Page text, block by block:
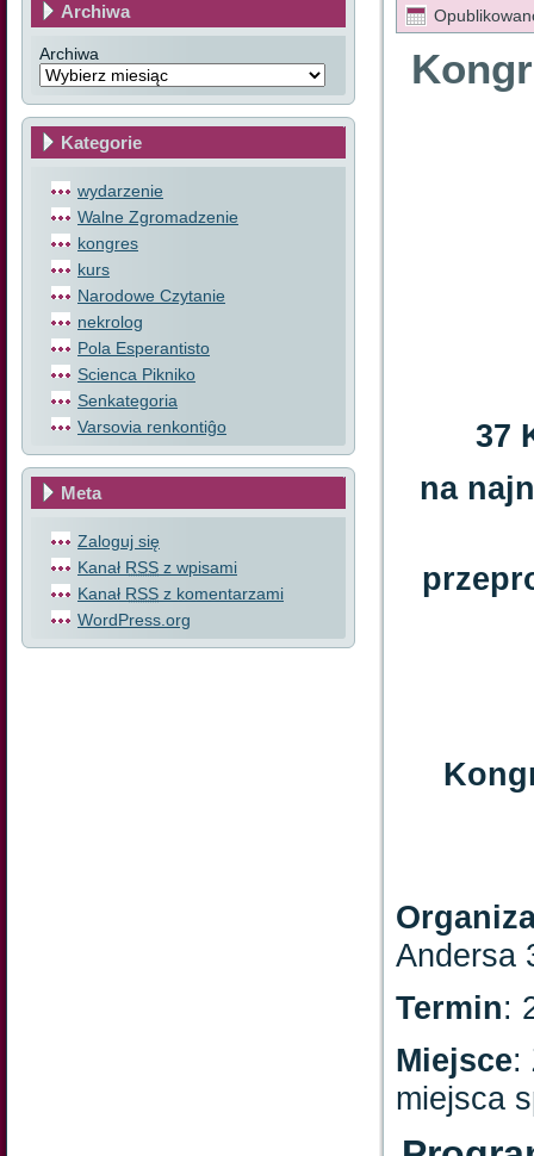
Archiwa
Archiwa
Kategorie
wydarzenie
Walne Zgromadzenie
kongres
kurs
Narodowe Czytanie
nekrolog
Pola Esperantisto
Scienca Pikniko
Senkategoria
Varsovia renkontiĝo
Meta
Zaloguj się
Kanał RSS z wpisami
Kanał RSS z komentarzami
WordPress.org
37
na
Andersa
Termin:
Miejsce:
miejsca